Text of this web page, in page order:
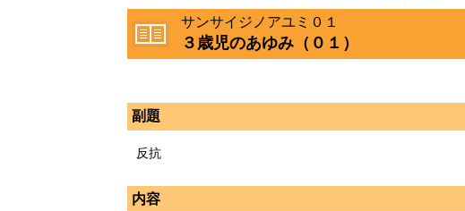
サンサイジノアユミ０１
３歳児のあゆみ（０１）
副題
反抗
内容